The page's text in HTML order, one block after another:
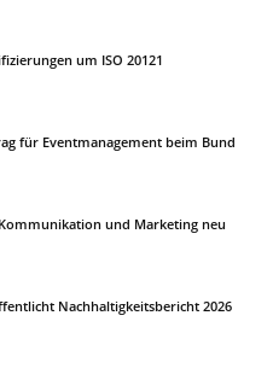
um ISO 20121
für Eventmanagement beim Bund
und Marketing neu
Nachhaltigkeitsbericht 2026